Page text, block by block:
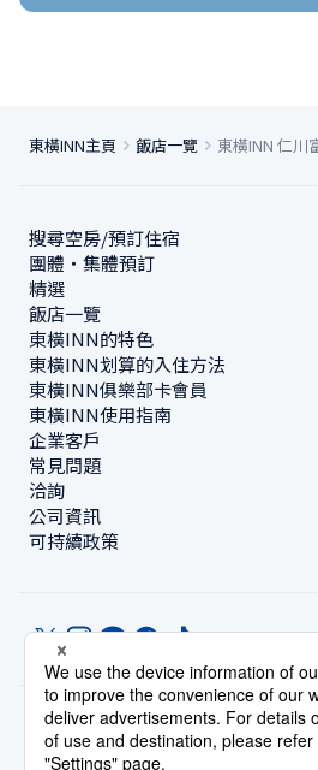
東橫INN主頁 飯店一覽 東橫INN 仁川
搜尋空房/預訂住宿
團體・集體預訂
精選
飯店一覽
東橫INN的特色
東橫INN划算的入住方法
東橫INN俱樂部卡會員
東橫INN使用指南
企業客戶
常見問題
洽詢
公司資訊
可持續政策
© Toyoko Inn Co., Ltd.
隱私設定隱私保護政策根據特定商業交易法的標示
帳號使用條款持卡會員條款